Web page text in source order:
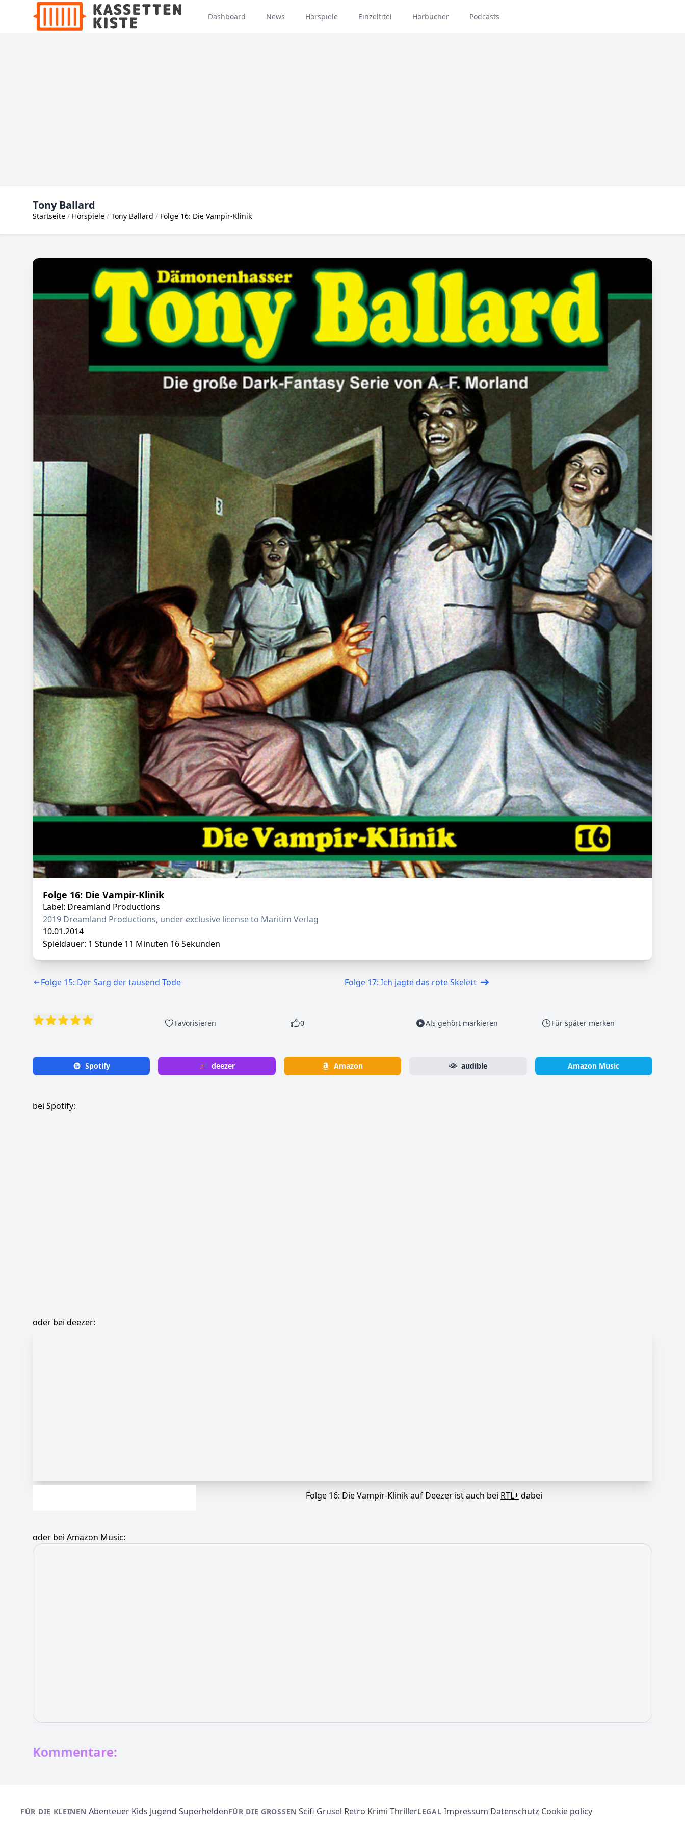
Dashboard News Hörspiele Einzeltitel Hörbücher Podcasts
Tony Ballard
Startseite Hörspiele Tony Ballard Folge 16: Die Vampir-Klinik
Folge 16: Die Vampir-Klinik
Label: Dreamland Productions
2019 Dreamland Productions, under exclusive license to Maritim Verlag
10.01.2014
Spieldauer: 1 Stunde 11 Minuten 16 Sekunden
Folge 15: Der Sarg der tausend Tode Folge 17: Ich jagte das rote Skelett
Favorisieren 0 Als gehört markieren Für später merken
Spotify deezer Amazon audible Amazon Music
bei Spotify:
oder bei deezer:
Folge 16: Die Vampir-Klinik auf Deezer ist auch bei RTL+dabei
oder bei Amazon Music:
Kommentare:
FÜR DIE KLEINEN Abenteuer Kids Jugend SuperheldenFÜR DIE GROSSEN Scifi Grusel Retro Krimi ThrillerLEGAL Impressum Datenschutz Cookie policy